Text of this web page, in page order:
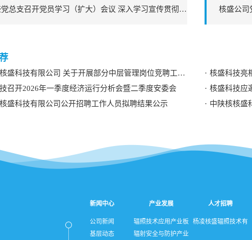
核盛党总支召开党员学习（扩大）会议 深入学习宣传贯彻党的二十大精神 核盛公司
盛科技有限公司 关于开展部分中层管理岗位竞聘工作的 公告
核盛科技亮
召开2026年一季度经济运行分析会暨二季度安委会
核盛科技应
盛科技有限公司公开招聘工作人员拟聘结果公示
中陕核核盛
新闻中心
公司新闻
基层动态
产业发展
辐照技术应用产业板
块
辐射安全与防护产业
人才招聘
杨凌核盛辐照技术有